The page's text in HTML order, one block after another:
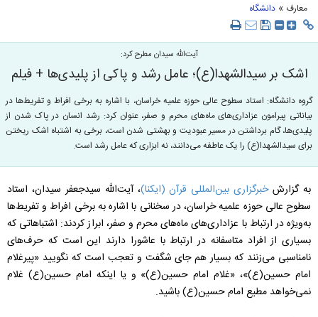
معارف » دانشگاه
آیت‌الله سیدان مطرح کرد:
اشک بر سیدالشهدا(ع)؛ عامل رشد و پاکی از پلیدی‌ها + فیلم
گروه دانشگاه: استاد سطوح عالی حوزه علمیه خراسان، با اشاره به برخی افراط و تفریط‌ها در
بیاناتی پیرامون عزاداری‌های ماه‌های محرم و صفر، عنوان کرد: رشد انسان در پاک شدن از
پلیدی‌ها، گام برداشتن در مسیر عبودیت و بهشتی شدن است، برخی به اشتباه اشک ریختن
برای سیدالشهدا(ع) را یک عاطفه می‌دانند، نه ابزاری که عامل رشد است.
به گزارشخبرگزاری بین‌المللی قرآن (ایکنا)، آیت‌الله سیدجعفر سیدان، استاد
سطوح عالی حوزه علمیه خراسان، در سخنانی با اشاره به برخی افراط و تفریط‌ها
به‌ویژه در ارتباط با عزاداری‌های ماه‌های محرم و صفر، ابراز کردند: اشتباهاتی که
بسیاری از افراد متاسفانه در ارتباط با عاشورا دارند این است که حرف‌های
نامناسبی می‌زنند که بسیار هم جای شگفت و تعجب است که نگویید «پیرغلام
امام حسین(ع)»، «غلام امام حسین(ع)» و یا اینکه امام حسین(ع) غلام
نمی‌خواهد مطیع امام حسین(ع) باشید.